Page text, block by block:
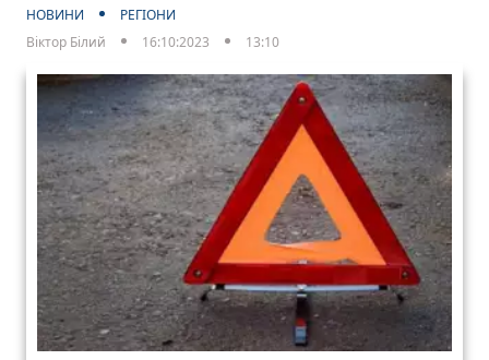
НОВИНИ
РЕГІОНИ
Віктор Білий
16:10:2023 13:10